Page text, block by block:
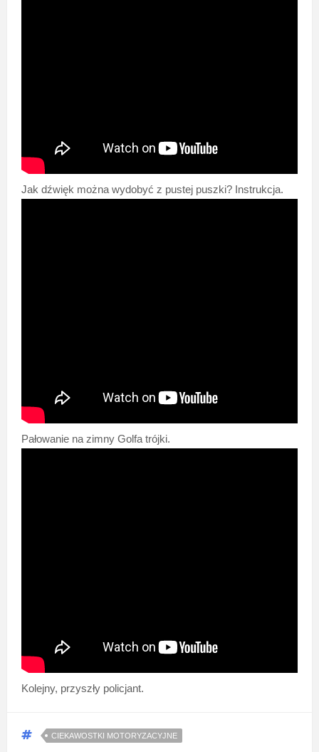
Jak dźwięk można wydobyć z pustej puszki? Instrukcja.
Pałowanie na zimny Golfa trójki.
Kolejny, przyszły policjant.
CIEKAWOSTKI MOTORYZACYJNE